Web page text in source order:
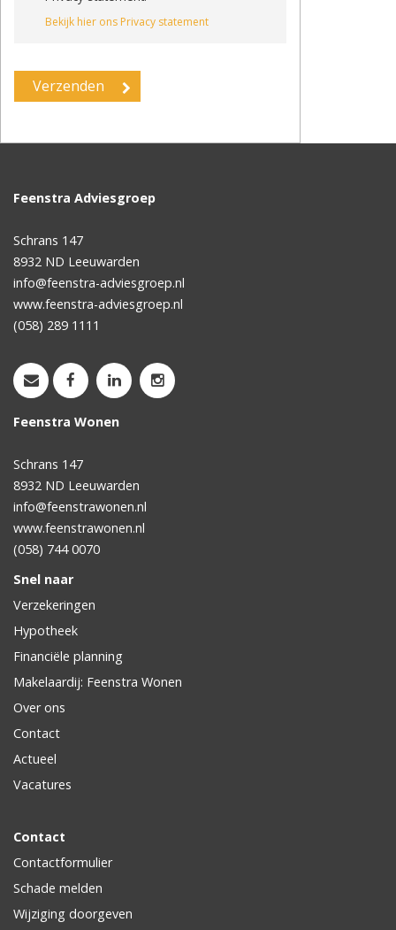
Bekijk hier ons Privacy statement
Feenstra Adviesgroep
Schrans 147
8932 ND Leeuwarden
info@feenstra-adviesgroep.nl
www.feenstra-adviesgroep.nl
(058) 289 1111
Feenstra Wonen
Schrans 147
8932 ND Leeuwarden
info@feenstrawonen.nl
www.feenstrawonen.nl
(058) 744 0070
Snel naar
Verzekeringen
Hypotheek
Financiële planning
Makelaardij: Feenstra Wonen
Over ons
Contact
Actueel
Vacatures
Contact
Contactformulier
Schade melden
Wijziging doorgeven